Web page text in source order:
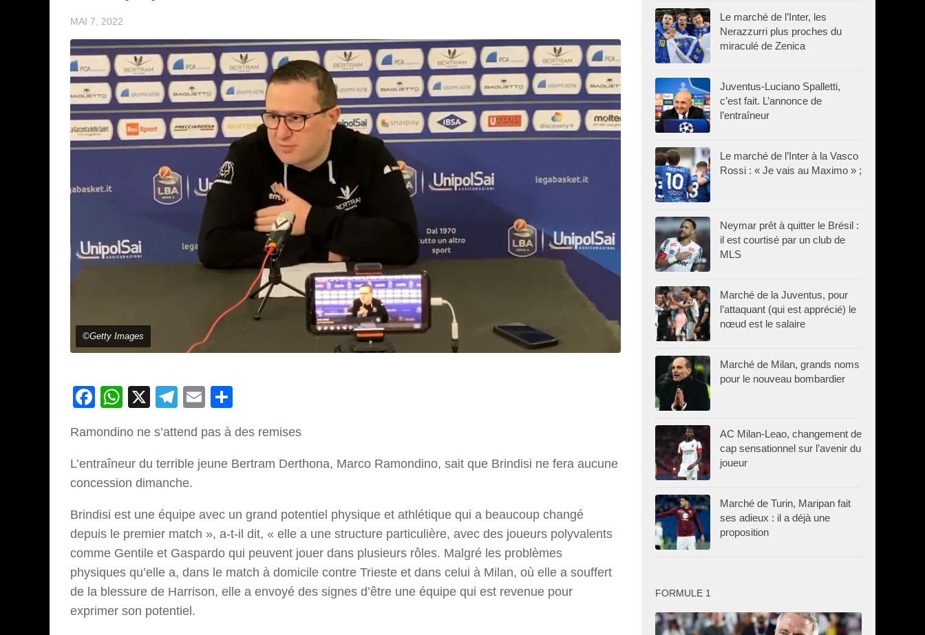
MAI 7, 2022
©Getty Images
Facebook
WhatsApp
X Telegram
Email
Ramondino ne s’attend pas à des remises
L’entraîneur du terrible jeune Bertram Derthona, Marco Ramondino, sait que Brindisi ne fera aucune
concession dimanche.
Brindisi est une équipe avec un grand potentiel physique et athlétique qui a beaucoup changé
depuis le premier match », a-t-il dit, « elle a une structure particulière, avec des joueurs polyvalents
comme Gentile et Gaspardo qui peuvent jouer dans plusieurs rôles. Malgré les problèmes
physiques qu’elle a, dans le match à domicile contre Trieste et dans celui à Milan, où elle a souffert
de la blessure de Harrison, elle a envoyé des signes d’être une équipe qui est revenue pour
exprimer son potentiel.
Le marché de l’Inter, les
Nerazzurri plus proches du
miraculé de Zenica
Juventus-Luciano Spalletti,
c’est fait. L’annonce de
l’entraîneur
Le marché de l’Inter à la Vasco
Rossi : « Je vais au Maximo » ;
Neymar prêt à quitter le Brésil :
il est courtisé par un club de
MLS
Marché de la Juventus, pour
l’attaquant (qui est apprécié) le
nœud est le salaire
Marché de Milan, grands noms
pour le nouveau bombardier
AC Milan-Leao, changement de
cap sensationnel sur l’avenir du
joueur
Marché de Turin, Maripan fait
ses adieux : il a déjà une
proposition
FORMULE 1